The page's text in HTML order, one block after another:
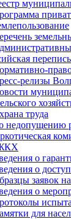
релизы
труда
недопущению
о
о
заявок
о
для